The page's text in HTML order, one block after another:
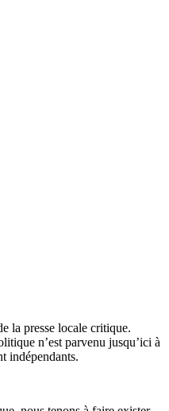
la presse locale critique.
n’est parvenu jusqu’ici à
indépendants.